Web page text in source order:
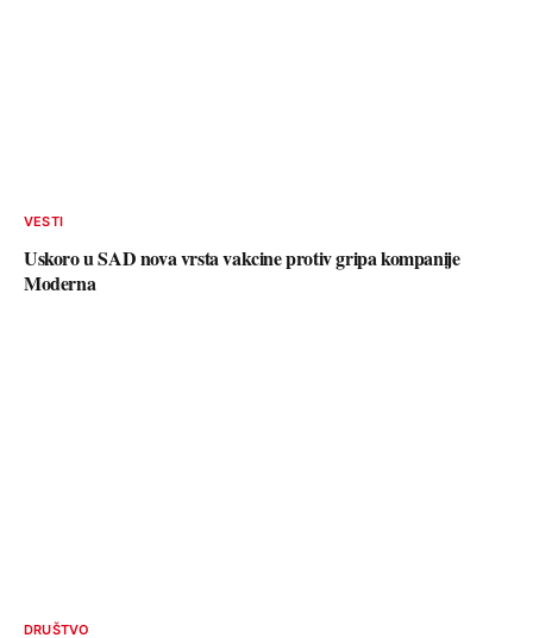
VESTI
Uskoro u SAD nova vrsta vakcine protiv gripa kompanije
Moderna
DRUŠTVO